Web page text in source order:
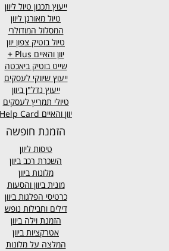
ייעוץ תכנון טיול ליוון
טיול מאורגן ליוון
המסלול המודולרי
טיול בוטיק צפון יוון
יוון והאיים Plus +
שייט בוטיק ביאכטה
ייעוץ שיווקי לעסקים
ייעוץ נדל"ן ביוון
טיולי תמריץ לעסקים
יוון והאיים Help Card
הזמנת חופשה
טיסות ליוון
השכרת רכב ביוון
מלונות ביוון
מונית ביוון והסעות
כרטיסי הפלגות ביוון
דילים וחבילות נופש
הזמנת וילה ביוון
אטרקציות ביוון
המלצה על מלונות